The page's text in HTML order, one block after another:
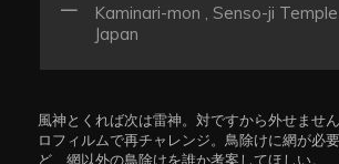
Kaminari-mon , Senso-ji Temple
Japan
風神とくれば次は雷神。対ですから外せませ
ロフィルムで再チャレンジ。鳥除けに網が必
ど、網以外の鳥除けを誰か考案してほしい。